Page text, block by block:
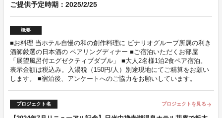
ご提供予定時期：2025/2/25
概要
■お料理 当ホテル自慢の和の創作料理に ビナリオグループ所属の利き
酒師厳選の日本酒の ペアリングディナー ■ご宿泊いただくお部屋
「展望風呂付エグゼクティブダブル」 ■大人2名様1泊2食ペア宿泊。
表示金額は税込み。入湯税（150円/人）別途現地にてご精算をお願い
します。 ■宿泊後、アンケートへのご協力をお願いしています。
プロジェクト名 プロジェクトを見る arrow_forward